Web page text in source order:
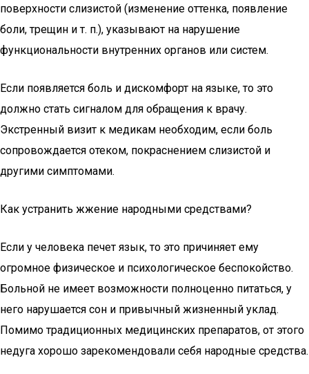
поверхности слизистой (изменение оттенка, появление
боли, трещин и т. п.), указывают на нарушение
функциональности внутренних органов или систем.
Если появляется боль и дискомфорт на языке, то это
должно стать сигналом для обращения к врачу.
Экстренный визит к медикам необходим, если боль
сопровождается отеком, покраснением слизистой и
другими симптомами.
Как устранить жжение народными средствами?
Если у человека печет язык, то это причиняет ему
огромное физическое и психологическое беспокойство.
Больной не имеет возможности полноценно питаться, у
него нарушается сон и привычный жизненный уклад.
Помимо традиционных медицинских препаратов, от этого
недуга хорошо зарекомендовали себя народные средства.